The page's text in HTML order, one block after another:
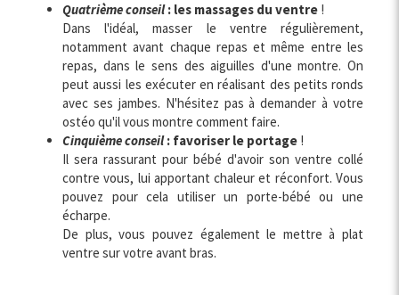
Quatrième conseil: les massages du ventre !
Dans l'idéal, masser le ventre régulièrement,
notamment avant chaque repas et même entre les
repas, dans le sens des aiguilles d'une montre. On
peut aussi les exécuter en réalisant des petits ronds
avec ses jambes. N'hésitez pas à demander à votre
ostéo qu'il vous montre comment faire.
Cinquième conseil: favoriser le portage !
Il sera rassurant pour bébé d'avoir son ventre collé
contre vous, lui apportant chaleur et réconfort. Vous
pouvez pour cela utiliser un porte-bébé ou une
écharpe.
De plus, vous pouvez également le mettre à plat
ventre sur votre avant bras.